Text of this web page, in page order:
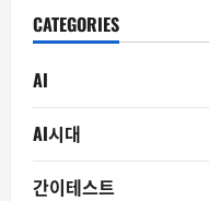
CATEGORIES
AI
AI시대
간이테스트